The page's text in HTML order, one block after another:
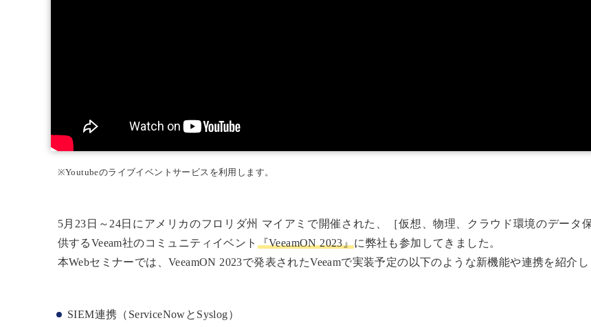
※Youtubeのライブイベントサービスを利用します。
5月23日～24日にアメリカのフロリダ州 マイアミで開催された、［仮想、物理、クラウド環境のデータ
供するVeeam社のコミュニティイベント 『VeeamON 2023』に弊社も参加してきました。
本Webセミナーでは、VeeamON 2023で発表されたVeeamで実装予定の以下のような新機能や連携を紹介し
SIEM連携（ServiceNowとSyslog）